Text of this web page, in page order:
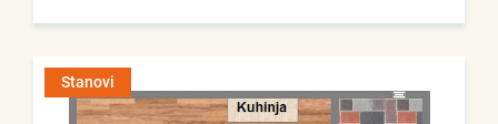
Stanovi